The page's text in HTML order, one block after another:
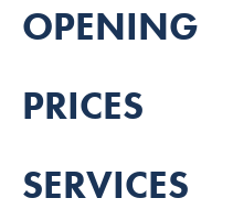
OPENING
PRICES
SERVICES